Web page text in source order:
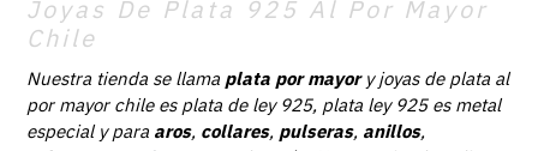
Joyas De Plata 925 Al Por Mayor
Chile
Nuestra tienda se llama plata por mayory joyas de plata al
por mayor chile es plata de ley 925, plata ley 925 es metal
especial y para aros, collares, pulseras, anillos,